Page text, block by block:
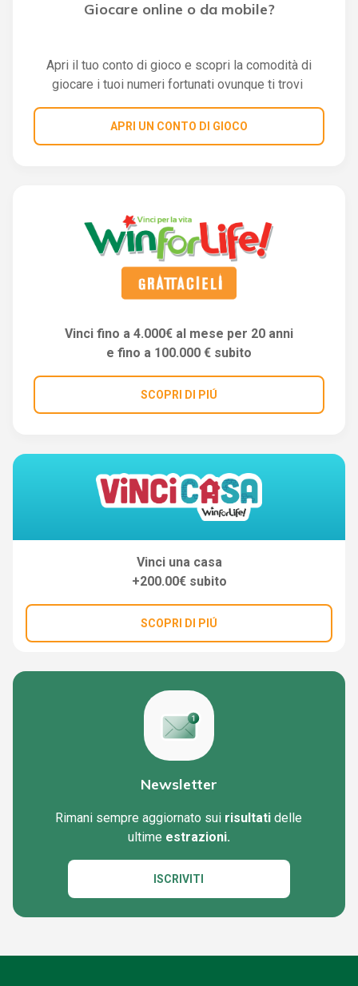
Giocare online o da mobile?
Apri il tuo conto di gioco e scopri la comodità di
giocare i tuoi numeri fortunati ovunque ti trovi
APRI UN CONTO DI GIOCO
Vinci fino a 4.000€ al mese per 20 anni
e fino a 100.000 € subito
SCOPRI DI PIÚ
Vinci una casa
+200.00€ subito
SCOPRI DI PIÚ
Newsletter
Rimani sempre aggiornato sui risultati delle
ultime estrazioni.
ISCRIVITI